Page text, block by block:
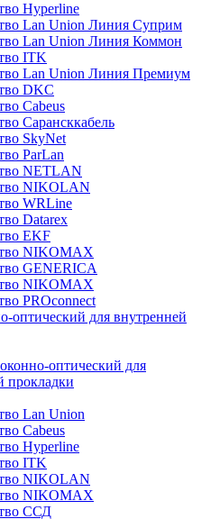
Hyperline
Lan Union Линия Суприм
Lan Union Линия Коммон
ITK
Lan Union Линия Премиум
DKC
Cabeus
Сарансккабель
SkyNet
ParLan
NETLAN
NIKOLAN
WRLine
Datarex
EKF
NIKOMAX
GENERICA
NIKOMAX
PROconnect
оптический для внутренней
оптический для
прокладки
Lan Union
Cabeus
Hyperline
ITK
NIKOLAN
NIKOMAX
ССД